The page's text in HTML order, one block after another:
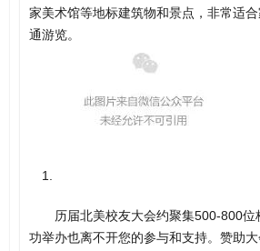
家美术馆等地标建筑物和景点，非常适
通游览。
历届北美校友大会约聚集500-800
功举办也离不开您的参与和支持。赞助